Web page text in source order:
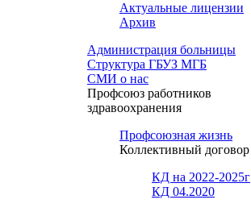
Актуальные лицензии
Архив
Администрация больницы
Структура ГБУЗ МГБ
СМИ о нас
Профсоюз работников
здравоохранения
Профсоюзная жизнь
Коллективный договор
КД на 2022-2025г
КД 04.2020